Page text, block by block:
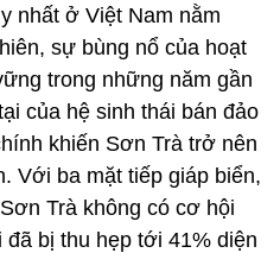
nhất ở Việt Nam nằm
sự bùng nổ của hoạt
trong những năm gần
của hệ sinh thái bán đảo
khiến Sơn Trà trở nên
Với ba mặt tiếp giáp biển,
Trà không có cơ hội
bị thu hẹp tới 41% diện